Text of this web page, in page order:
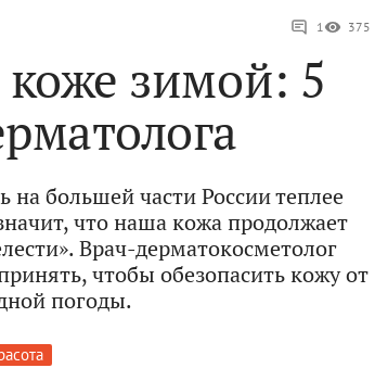
1 375
коже зимой: 5
большей части России теплее
что наша кожа продолжает
Врач-дерматокосметолог
чтобы обезопасить кожу от
погоды.